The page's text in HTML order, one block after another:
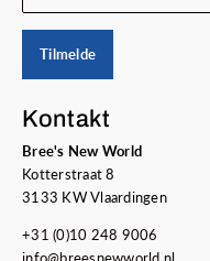
Tilmelde
Kontakt
Bree's New World
Kotterstraat 8
3133 KW Vlaardingen
+31 (0)10 248 9006